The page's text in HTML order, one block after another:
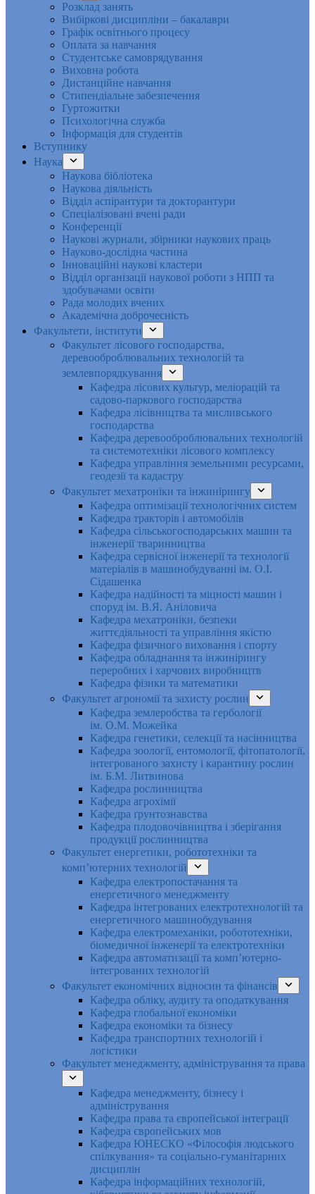
Розклад занять
Вибіркові дисципліни – бакалаври
Графік освітнього процесу
Оплата за навчання
Студентське самоврядування
Виховна робота
Дистанційне навчання
Стипендіальне забезпечення
Гуртожитки
Психологічна служба
Інформація для студентів
Вступнику
Наука
Наукова бібліотека
Наукова діяльність
Відділ аспірантури та докторантури
Спеціалізовані вчені ради
Конференції
Наукові журнали, збірники наукових праць
Науково-дослідна частина
Інноваційні наукові кластери
Відділ організації наукової роботи з НПП та
здобувачами освіти
Рада молодих вчених
Академічна доброчесність
Факультети, інститути
Факультет лісового господарства,
деревооброблювальних технологій та
землевпорядкування
Кафедра лісових культур, меліорацій та
садово-паркового господарства
Кафедра лісівництва та мисливського
господарства
Кафедра деревооброблювальних технологій
та системотехніки лісового комплексу
Кафедра управління земельними ресурсами,
геодезії та кадастру
Факультет мехатроніки та інжинірингу
Кафедра оптимізації технологічних систем
Кафедра тракторів і автомобілів
Кафедра сільськогосподарських машин та
інженерії тваринництва
Кафедра cервісної інженерії та технології
матеріалів в машинобудуванні ім. О.І.
Сідашенка
Кафедра надійності та міцності машин і
споруд ім. В.Я. Аніловича
Кафедра мехатроніки, безпеки
життєдіяльності та управління якістю
Кафедра фізичного виховання і спорту
Кафедра обладнання та інжинірингу
переробних і харчових виробництв
Кафедра фізики та математики
Факультет агрономії та захисту рослин
Кафедра землеробства та гербології
ім. О.М. Можейка
Кафедра генетики, селекції та насінництва
Кафедра зоології, ентомології, фітопатології,
інтегрованого захисту і карантину рослин
ім. Б.М. Литвинова
Кафедра рослинництва
Кафедра агрохімії
Кафедра ґрунтознавства
Кафедра плодовочівництва і зберігання
продукції рослинництва
Факультет енергетики, робототехніки та
комп’ютерних технологій
Кафедра електропостачання та
енергетичного менеджменту
Кафедра інтегрованих електротехнологій та
енергетичного машинобудування
Кафедра електромеханіки, робототехніки,
біомедичної інженерії та електротехніки
Кафедра автоматизації та комп’ютерно-
інтегрованих технологій
Факультет економічних відносин та фінансів
Кафедра обліку, аудиту та оподаткування
Кафедра глобальної економіки
Кафедра економіки та бізнесу
Кафедра транспортних технологій і
логістики
Факультет менеджменту, адміністрування та права
Кафедра менеджменту, бізнесу і
адміністрування
Кафедра права та європейської інтеграції
Кафедра європейських мов
Кафедра ЮНЕСКО «Філософія людського
спілкування» та соціально-гуманітарних
дисциплін
Кафедра інформаційних технологій,